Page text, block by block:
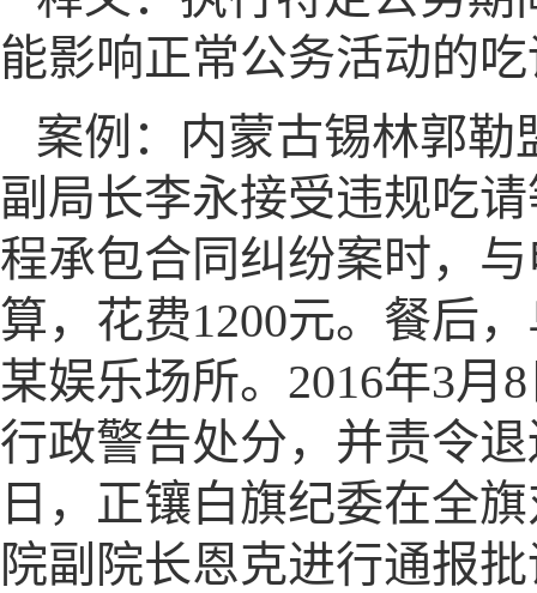
能影响正常公务活动的
案例：内蒙古锡林郭
副局长李永接受违规吃
程承包合同纠纷案时，
算，花费1200元。餐后
某娱乐场所。2016年3月
行政警告处分，并责令
日，正镶白旗纪委在全
院副院长恩克进行通报